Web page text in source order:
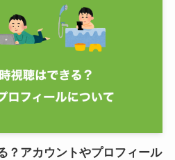
？アカウントやプロフィール